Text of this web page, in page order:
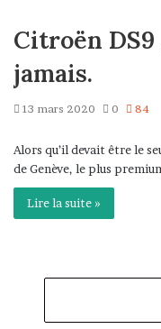
Citroën DS9
jamais.
13 mars 2020 0 84
Alors qu’il devait être le
de Genève, le plus
Lire la suite »